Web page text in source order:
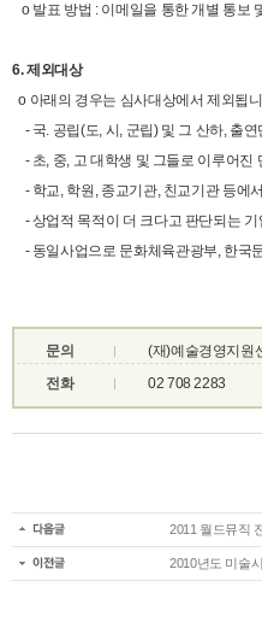
o 발표 방법 : 이메일을 통한 개별 통보
6. 제외대상
o 아래의 경우는 심사대상에서 제외됩
- 국. 공립(도, 시, 군립) 및 그 산하, 출연
- 초, 중, 고 대학생 및 그들로 이루어진
- 학교, 학원, 종교기관, 친교기관 등에
- 상업적 목적이 더 크다고 판단되는
- 동일사업으로 문화체육관광부, 한국
문의
(재)예술경영지원
전화
02 708 2283
2011 월드뮤직
2010년도 미술